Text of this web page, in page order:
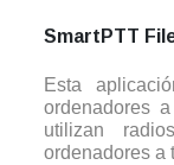
SmartPTT
Esta
ordenadores
utilizan
ordenadores a